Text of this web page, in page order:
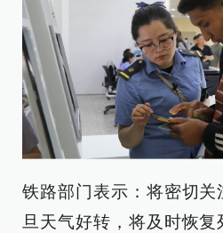
铁路部门表示：将密切
旦天气好转，将及时恢